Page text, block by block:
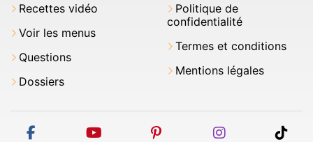
Recettes vidéo
Voir les menus
Questions
Dossiers
Politique de
confidentialité
Termes et conditions
Mentions légales
facebook youtube pinterest instagram